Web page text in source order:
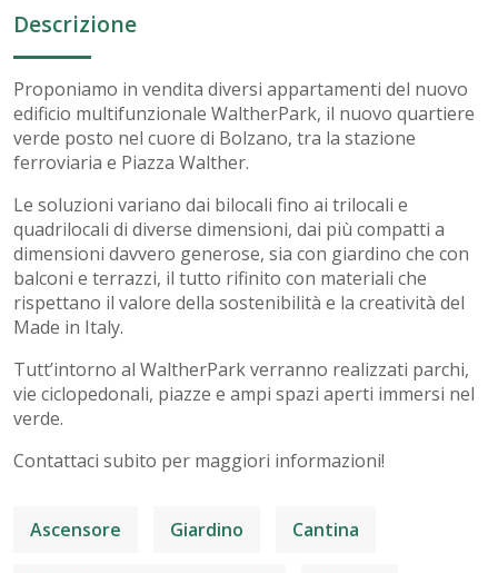
Descrizione
Proponiamo in vendita diversi appartamenti del nuovo
edificio multifunzionale WaltherPark, il nuovo quartiere
verde posto nel cuore di Bolzano, tra la stazione
ferroviaria e Piazza Walther.
Le soluzioni variano dai bilocali fino ai trilocali e
quadrilocali di diverse dimensioni, dai più compatti a
dimensioni davvero generose, sia con giardino che con
balconi e terrazzi, il tutto rifinito con materiali che
rispettano il valore della sostenibilità e la creatività del
Made in Italy.
Tutt’intorno al WaltherPark verranno realizzati parchi,
vie ciclopedonali, piazze e ampi spazi aperti immersi nel
verde.
Contattaci subito per maggiori informazioni!
Ascensore Giardino Cantina